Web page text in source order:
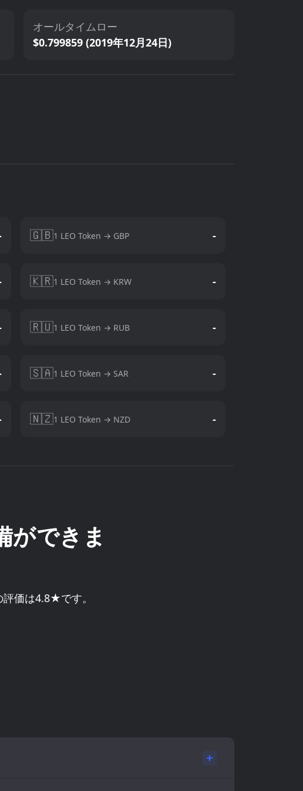
オールタイムロー
$0.799859 (2019年12月24日)
🇬🇧1 LEO Token → GBP -
🇰🇷1 LEO Token → KRW -
🇷🇺1 LEO Token → RUB -
🇸🇦1 LEO Token → SAR -
🇳🇿1 LEO Token → NZD -
ができま
価は4.8★です。